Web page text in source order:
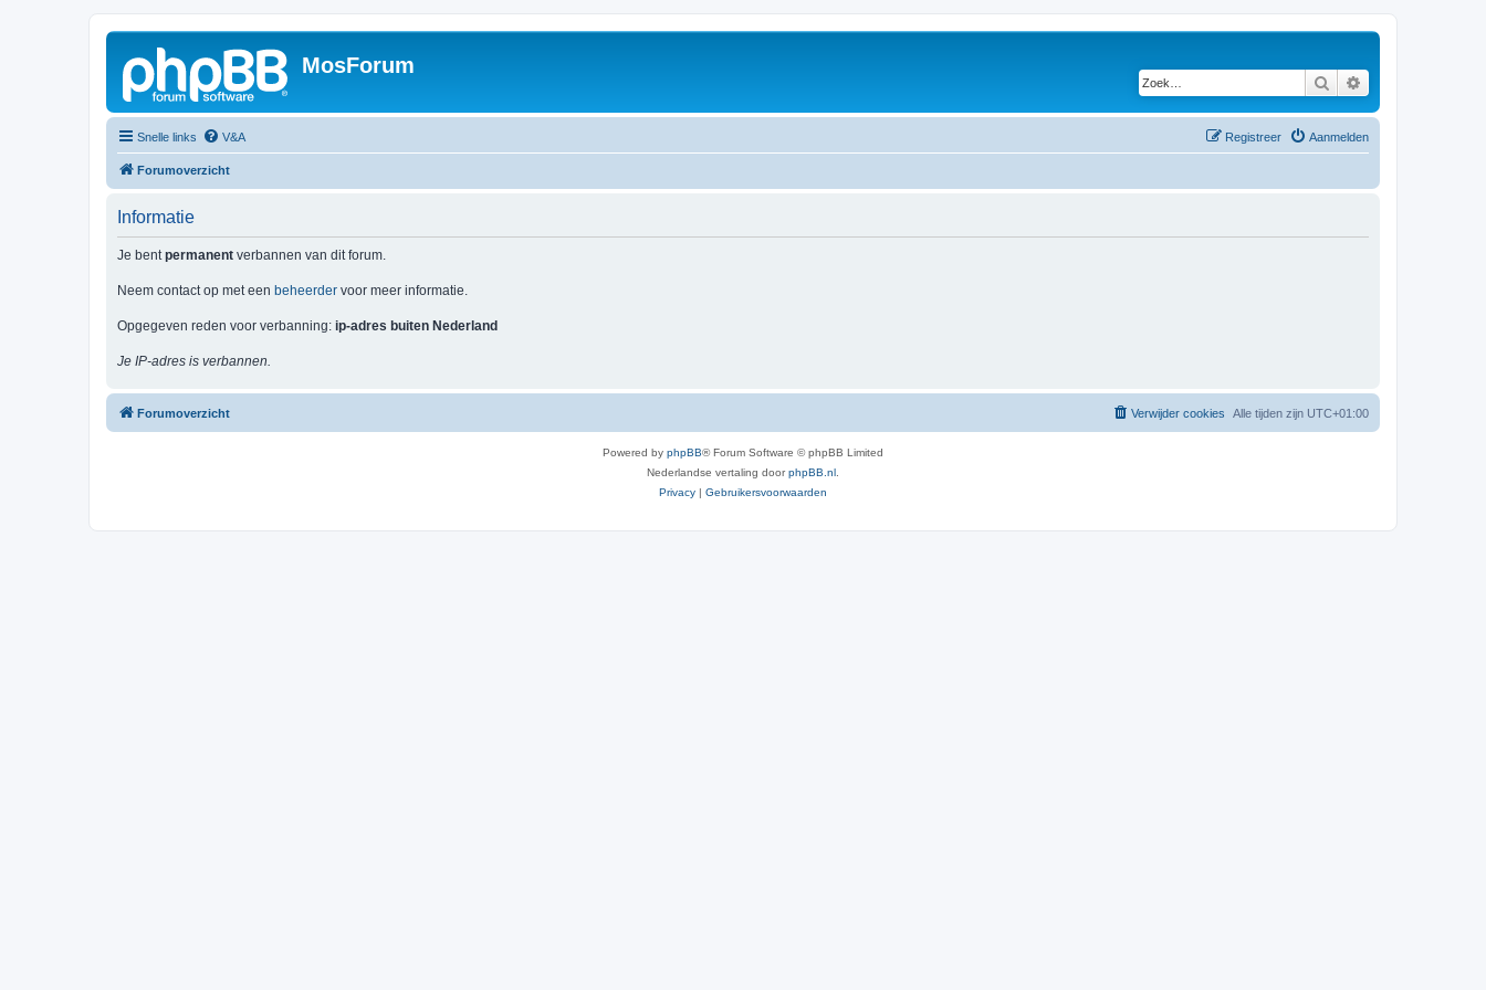
MosForum
Zoek
Snelle links V&A Aanmelden
Registreer
Forumoverzicht
Informatie
Je bentpermanent verbannen van dit forum.
Neem contact op met een beheerder voor meer informatie.
Opgegeven reden voor verbanning: ip-adres buiten Nederland
Je IP-adres is verbannen.
Forumoverzicht Alle tijden zijn UTC+01:00
Verwijder cookies
Powered by phpBB® Forum Software © phpBB Limited
Nederlandse vertaling doorphpBB.nl
Privacy | Gebruikersvoorwaarden